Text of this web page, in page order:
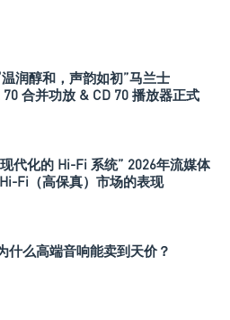
润醇和，声韵如初”马兰士
70 合并功放 & CD 70 播放器正式
代化的 Hi-Fi 系统” 2026年流媒体
Fi（高保真）市场的表现
什么高端音响能卖到天价？